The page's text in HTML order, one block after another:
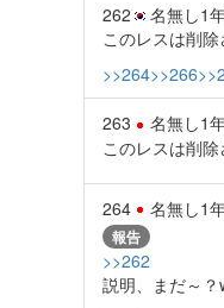
262 名無し1
このレスは削
>>264>>266
263 名無し1
このレスは削
264 名無し1
報告
>>262
説明、まだ～